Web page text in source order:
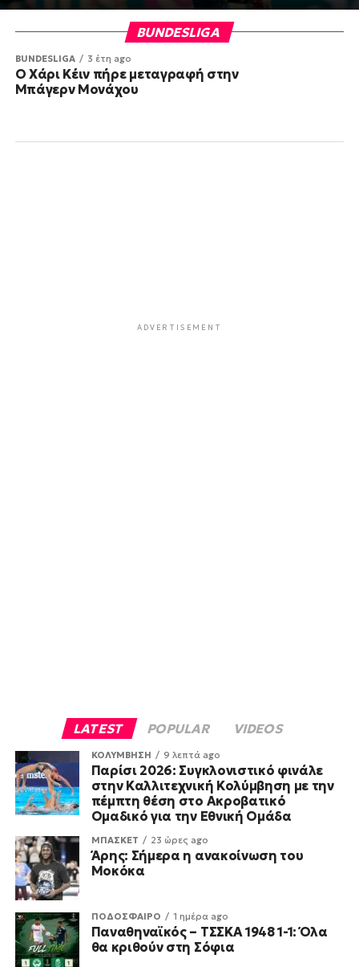
BUNDESLIGA
BUNDESLIGA 3 έτη ago
O Χάρι Κέιν πήρε μεταγραφή στην
Μπάγερν Μονάχου
ADVERTISEMENT
LATEST POPULAR VIDEOS
ΚΟΛΥΜΒΗΣΗ 9 λεπτά ago
Παρίσι 2026: Συγκλονιστικό φινάλε
στην Καλλιτεχνική Κολύμβηση με την
πέμπτη θέση στο Ακροβατικό
Ομαδικό για την Εθνική Ομάδα
ΜΠΑΣΚΕΤ 23 ώρες ago
Άρης: Σήμερα η ανακοίνωση του
Μοκόκα
ΠΟΔΟΣΦΑΙΡΟ 1 ημέρα ago
Παναθηναϊκός – ΤΣΣΚΑ 1948 1-1: Όλα
θα κριθούν στη Σόφια